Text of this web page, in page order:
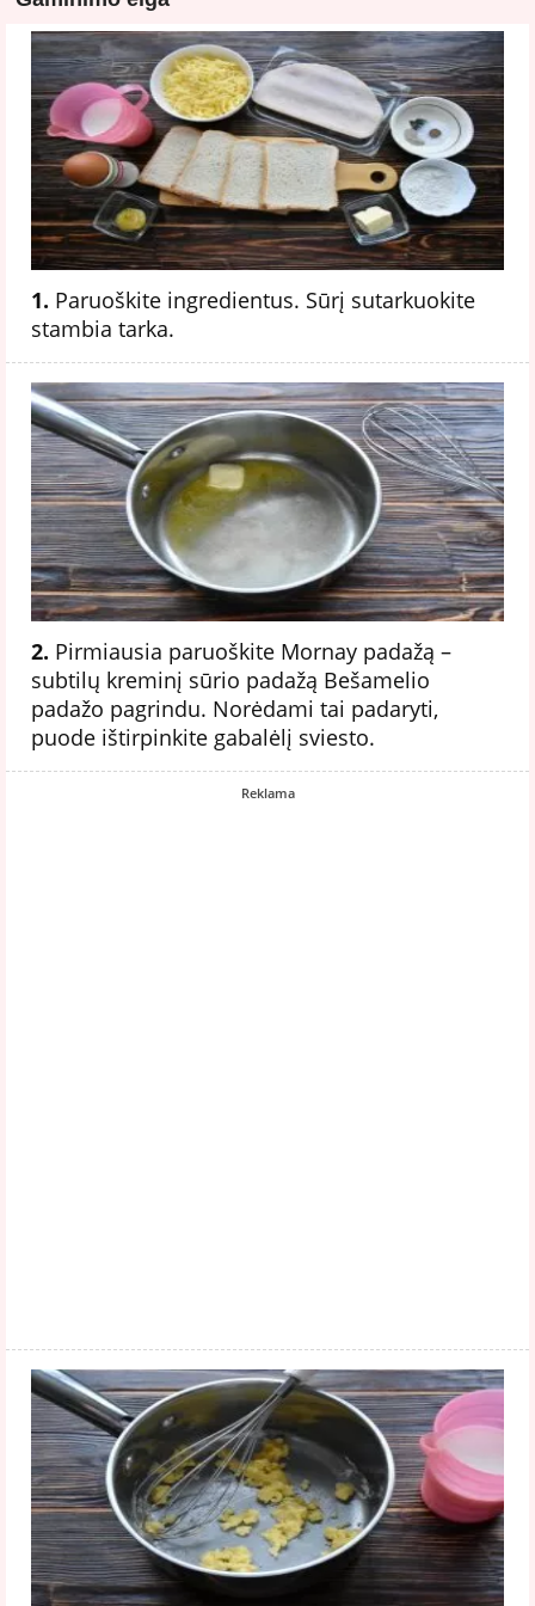
1. Paruoškite ingredientus. Sūrį sutarkuokite
stambia tarka.
2. Pirmiausia paruoškite Mornay padažą –
subtilų kreminį sūrio padažą Bešamelio
padažo pagrindu. Norėdami tai padaryti,
puode ištirpinkite gabalėlį sviesto.
Reklama